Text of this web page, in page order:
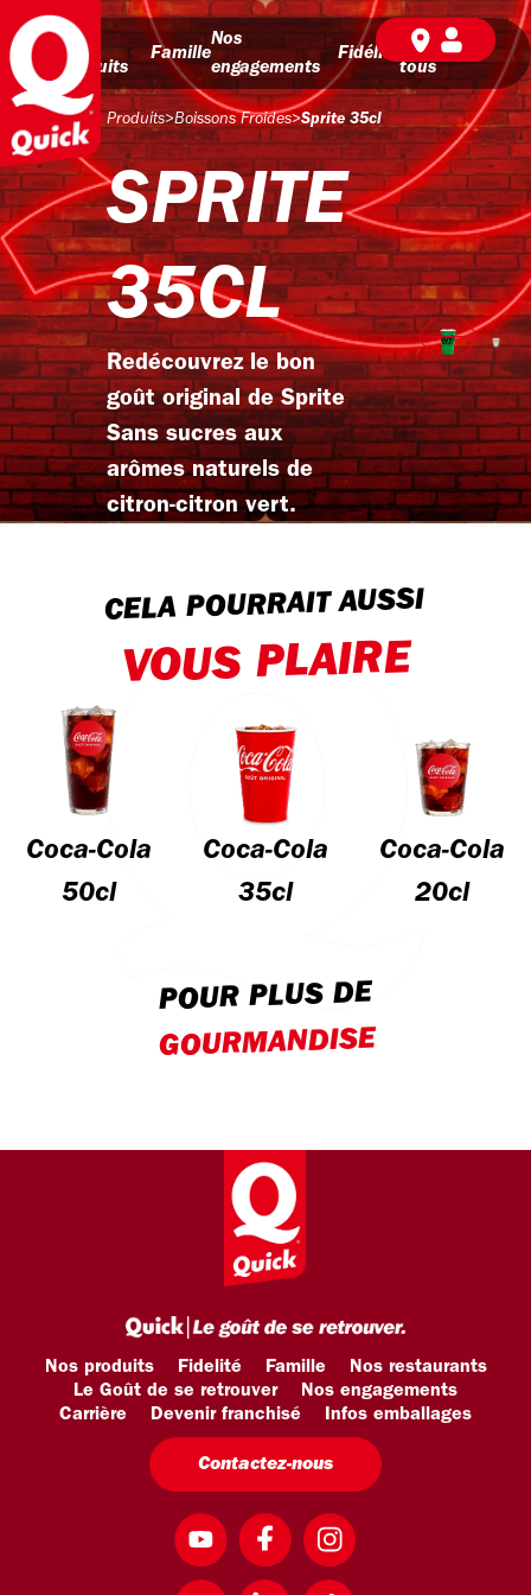
Nos
produits
Famille
Nos
engagements
Fidélité
BD pour
tous
Produits>Boissons Froides>Sprite 35cl
SPRITE
35CL
Redécouvrez le bon
goût original de Sprite
Sans sucres aux
arômes naturels de
citron-citron vert.
CELA POURRAIT AUSSI
VOUS PLAIRE
Coca-Cola
50cl
Coca-Cola
35cl
Coca-Cola
20cl
POUR PLUS DE
GOURMANDISE
Nos produits Fidelité Famille
Nos restaurants
Le Goût de se retrouver
Nos engagements
Carrière
Devenir franchisé Infos emballages
Contactez-nous